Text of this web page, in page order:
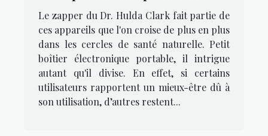
exactement ?
Le zapper du Dr. Hulda Clark fait partie de
ces appareils que l'on croise de plus en plus
dans les cercles de santé naturelle. Petit
boîtier électronique portable, il intrigue
autant qu'il divise. En effet, si certains
utilisateurs rapportent un mieux-être dû à
son utilisation, d’autres restent...